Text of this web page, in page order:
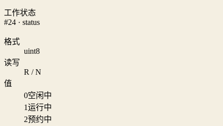
工作状态
#24 · status
格式
uint8
读写
R / N
值
0空闲中
1运行中
2预约中